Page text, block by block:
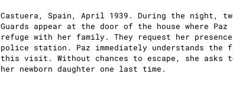
Castuera, Spain, April 1939. During the night,
Guards appear at the door of the house where
refuge with her family. They request her
police station. Paz immediately understands
this visit. Without chances to escape, she asks
her newborn daughter one last time.